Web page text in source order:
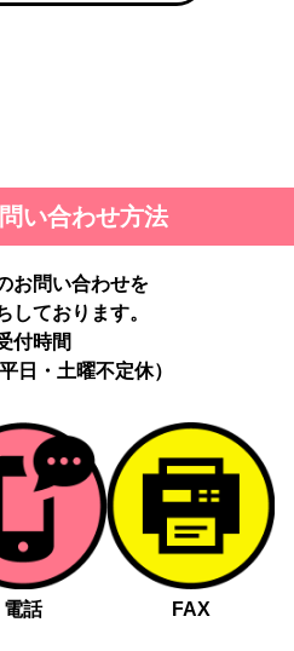
い合わせ方法
お問い合わせを
しております。
付時間
日・土曜不定休）
電話 FAX